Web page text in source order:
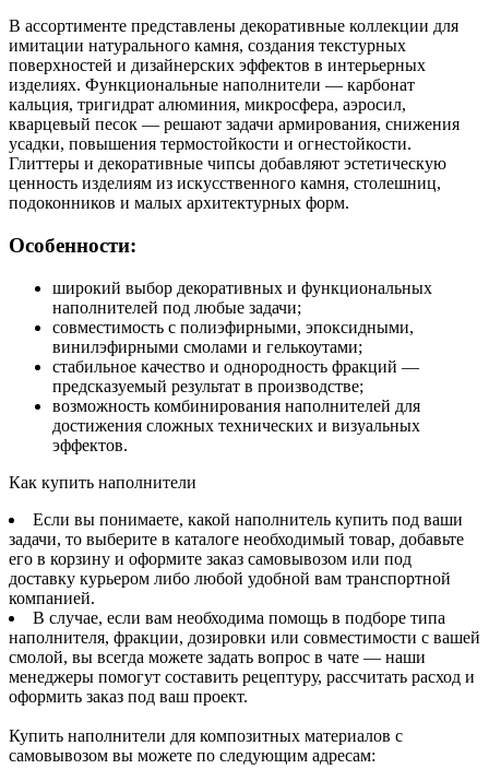
В ассортименте представлены декоративные коллекции для
имитации натурального камня, создания текстурных
поверхностей и дизайнерских эффектов в интерьерных
изделиях. Функциональные наполнители — карбонат
кальция, тригидрат алюминия, микросфера, аэросил,
кварцевый песок — решают задачи армирования, снижения
усадки, повышения термостойкости и огнестойкости.
Глиттеры и декоративные чипсы добавляют эстетическую
ценность изделиям из искусственного камня, столешниц,
подоконников и малых архитектурных форм.
Особенности:
широкий выбор декоративных и функциональных
наполнителей под любые задачи;
совместимость с полиэфирными, эпоксидными,
винилэфирными смолами и гелькоутами;
стабильное качество и однородность фракций —
предсказуемый результат в производстве;
возможность комбинирования наполнителей для
достижения сложных технических и визуальных
эффектов.
Как купить наполнители
Если вы понимаете, какой наполнитель купить под ваши
задачи, то выберите в каталоге необходимый товар, добавьте
его в корзину и оформите заказ самовывозом или под
доставку курьером либо любой удобной вам транспортной
компанией.
В случае, если вам необходима помощь в подборе типа
наполнителя, фракции, дозировки или совместимости с вашей
смолой, вы всегда можете задать вопрос в чате — наши
менеджеры помогут составить рецептуру, рассчитать расход и
оформить заказ под ваш проект.
Купить наполнители для композитных материалов с
самовывозом вы можете по следующим адресам: